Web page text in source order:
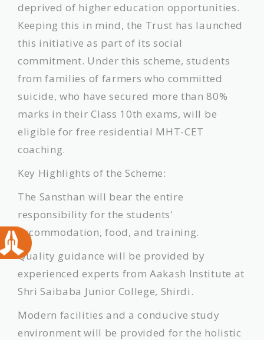
deprived of higher education opportunities.
Keeping this in mind, the Trust has launched
this initiative as part of its social
commitment. Under this scheme, students
from families of farmers who committed
suicide, who have secured more than 80%
marks in their Class 10th exams, will be
eligible for free residential MHT-CET
coaching.
​Key Highlights of the Scheme:
​The Sansthan will bear the entire
responsibility for the students'
accommodation, food, and training.
​Quality guidance will be provided by
experienced experts from Aakash Institute at
Shri Saibaba Junior College, Shirdi.
​Modern facilities and a conducive study
environment will be provided for the holistic